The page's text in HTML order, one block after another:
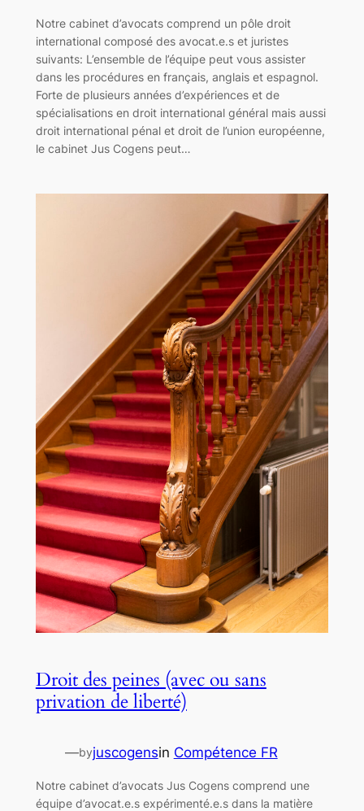
Notre cabinet d’avocats comprend un pôle droit
international composé des avocat.e.s et juristes
suivants: L’ensemble de l’équipe peut vous assister
dans les procédures en français, anglais et espagnol.
Forte de plusieurs années d’expériences et de
spécialisations en droit international général mais aussi
droit international pénal et droit de l’union européenne,
le cabinet Jus Cogens peut…
Droit des peines (avec ou sans
privation de liberté)
—byjuscogensin Compétence FR
Notre cabinet d’avocats Jus Cogens comprend une
équipe d’avocat.e.s expérimenté.e.s dans la matière